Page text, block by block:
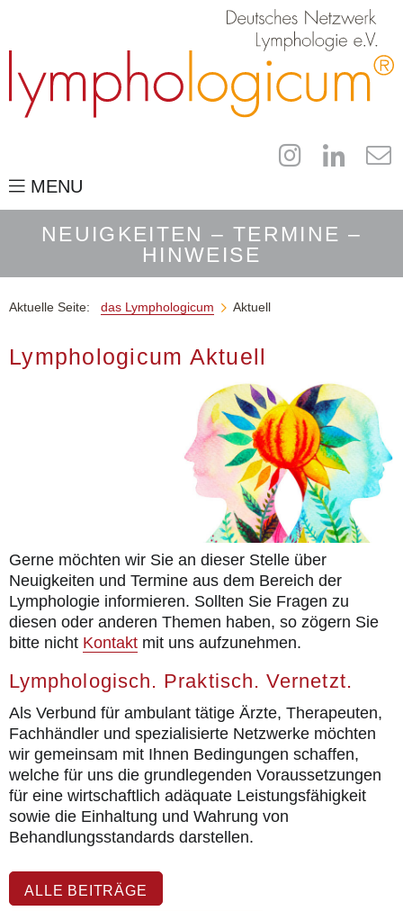
MENU
das Lymphologicum
der Campus
die Publikationen
NEUIGKEITEN – TERMINE –
HINWEISE
Aktuelle Seite: das Lymphologicum  Aktuell
Lymphologicum Aktuell
Gerne möchten wir Sie an dieser Stelle über
Neuigkeiten und Termine aus dem Bereich der
Lymphologie informieren. Sollten Sie Fragen zu
diesen oder anderen Themen haben, so zögern Sie
bitte nicht Kontakt mit uns aufzunehmen.
Lymphologisch. Praktisch. Vernetzt.
Als Verbund für ambulant tätige Ärzte, Therapeuten,
Fachhändler und spezialisierte Netzwerke möchten
wir gemeinsam mit Ihnen Bedingungen schaffen,
welche für uns die grundlegenden Voraussetzungen
für eine wirtschaftlich adäquate Leistungsfähigkeit
sowie die Einhaltung und Wahrung von
Behandlungsstandards darstellen.
ALLE BEITRÄGE